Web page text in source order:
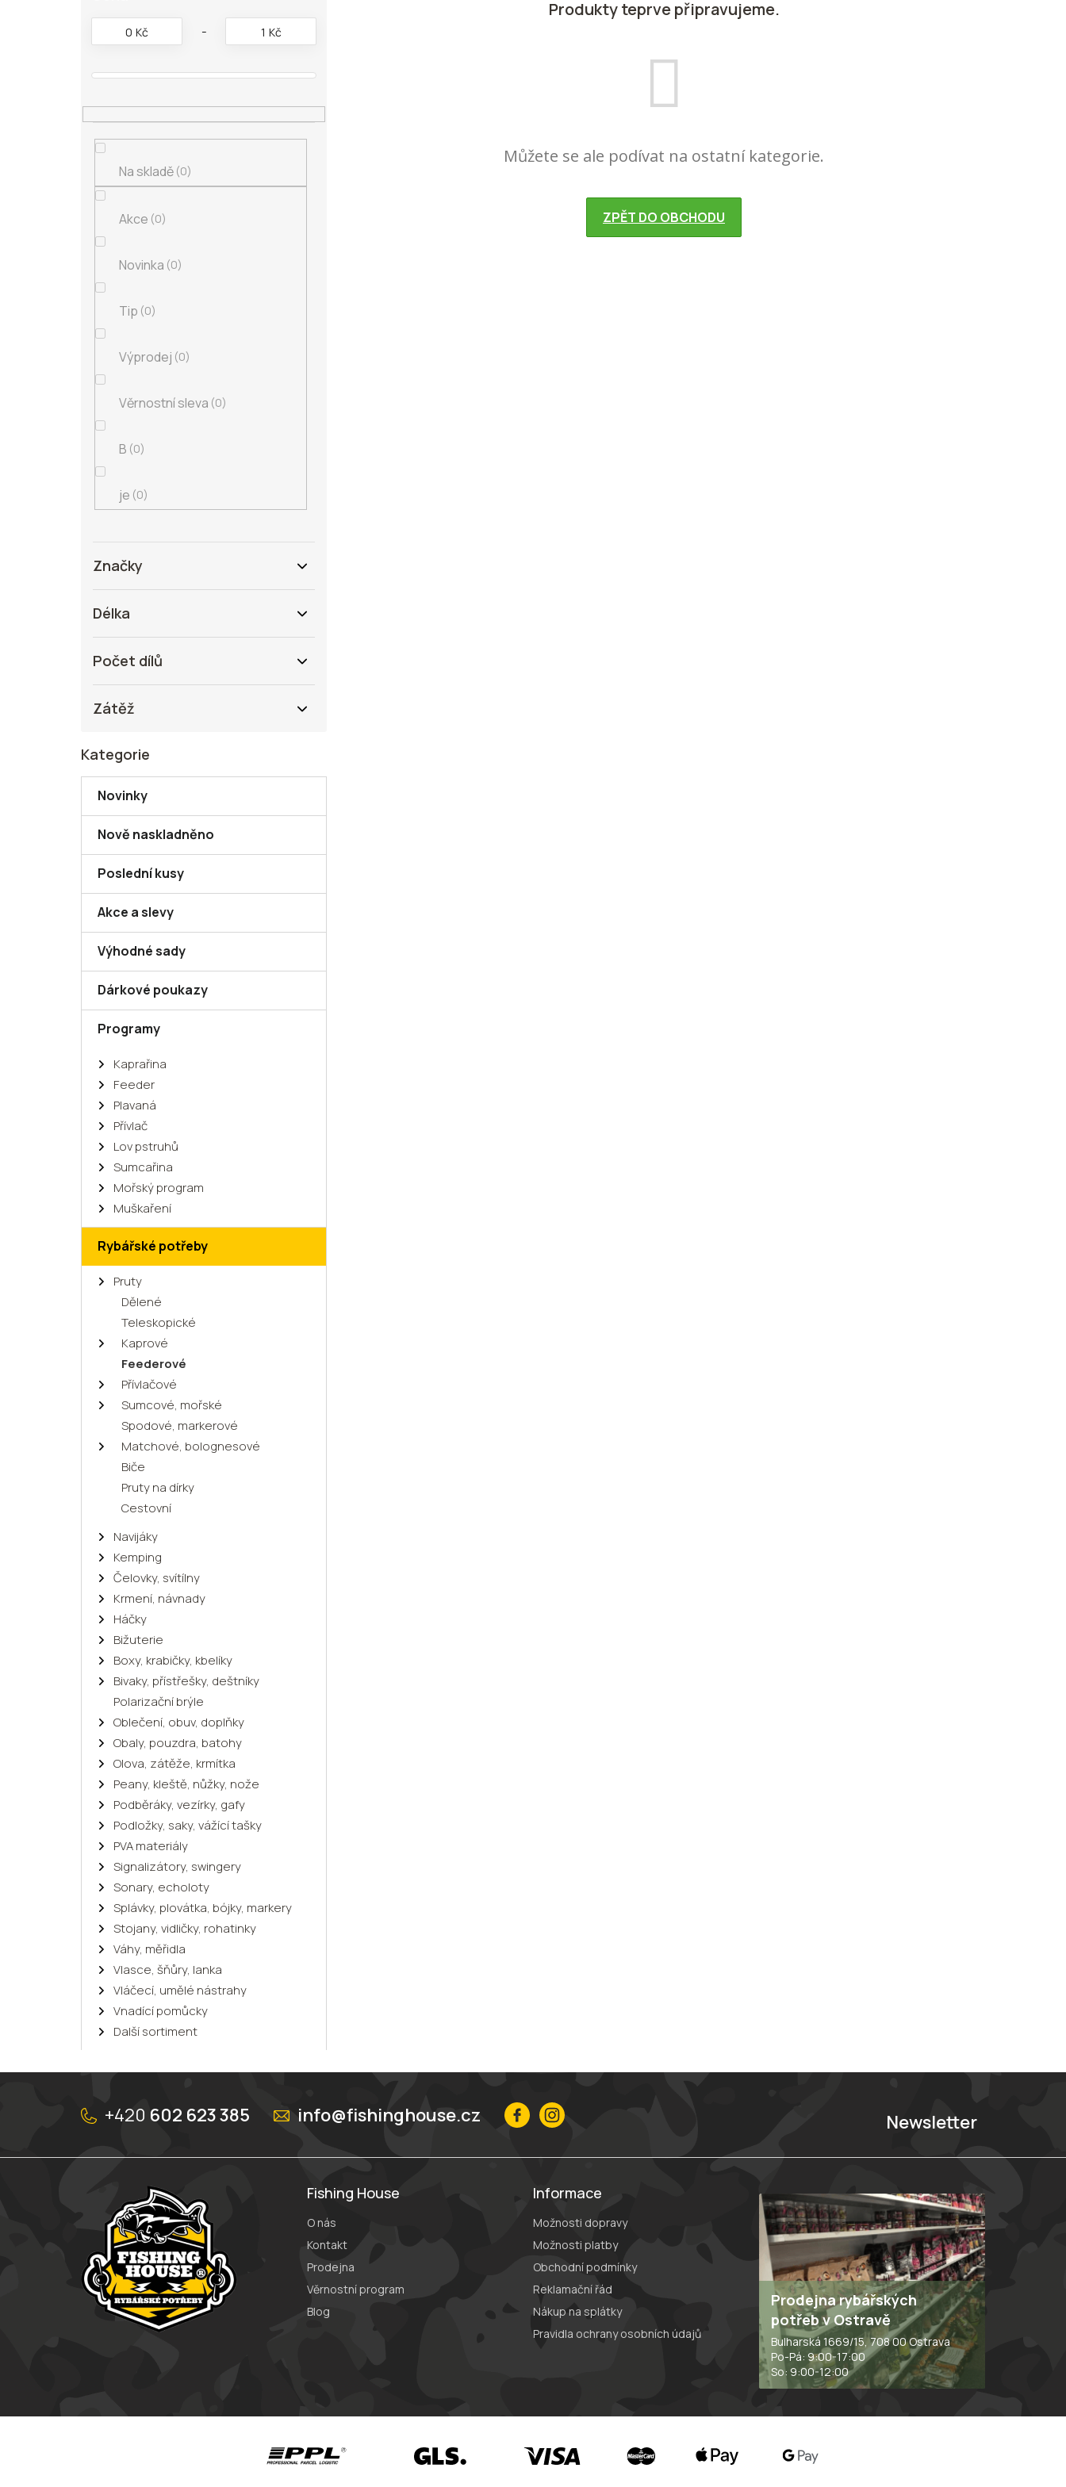
í
0 Kč 1 Kč
Na skladě 0
Akce 0
Novinka 0
Tip 0
Výprodej 0
Věrnostní sleva 0
B 0
je 0
Značky
Délka
Počet dílů
Zátěž
Přeskočit
kategorie
Kategorie
Novinky
Nově naskladněno
Poslední kusy
Akce a slevy
Výhodné sady
Dárkové poukazy
Programy
Kaprařina
Feeder
Plavaná
Přívlač
Lov pstruhů
Sumcařina
Mořský program
Muškaření
Rybářské potřeby
Pruty
Dělené
Teleskopické
Kaprové
Feederové
Přívlačové
Sumcové, mořské
Spodové, markerové
Matchové, bolognesové
Biče
Pruty na dírky
Cestovní
Navijáky
Kemping
Čelovky, svítílny
Krmení, návnady
Háčky
Bižuterie
Boxy, krabičky, kbelíky
Bivaky, přístřešky, deštníky
Polarizační brýle
Oblečení, obuv, doplňky
Obaly, pouzdra, batohy
Olova, zátěže, krmítka
Peany, kleště, nůžky, nože
Podběráky, vezírky, gafy
Podložky, saky, vážící tašky
PVA materiály
Signalizátory, swingery
Sonary, echoloty
Splávky, plovátka, bójky, markery
Stojany, vidličky, rohatinky
Váhy, měřidla
Vlasce, šňůry, lanka
Vláčecí, umělé nástrahy
Vnadící pomůcky
Další sortiment
Produkty teprve připravujeme.
Můžete se ale podívat na ostatní kategorie.
ZPĚT DO OBCHODU
Z
+420 602 623 385 info@fishinghouse.cz Newsletter
Fishing House
O nás
Kontakt
Prodejna
Věrnostní program
Blog
Informace
Možnosti dopravy
Možnosti platby
Obchodní podmínky
Reklamační řád
Nákup na splátky
Pravidla ochrany osobních údajů
Prodejna rybářských
potřeb v Ostravě
Bulharská 1669/15, 708 00 Ostrava
Po-Pá: 9:00-17:00
So: 9:00-12:00